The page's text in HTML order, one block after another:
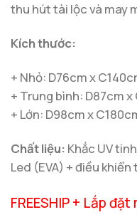
thu hút tài lộc và may
Kích thước:
+ Nhỏ: D76cm x
+ Trung bình: D87cm x
+ Lớn: D98cm x
Chất liệu: Khắc UV
Led (EVA) + điều khiển
FREESHIP + Lắp